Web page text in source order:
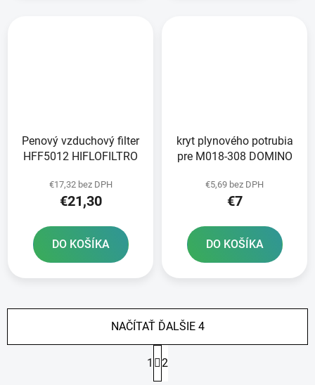
Penový vzduchový filter
HFF5012 HIFLOFILTRO
€17,32 bez DPH
€21,30
DO KOŠÍKA
kryt plynového potrubia
pre M018-308 DOMINO
€5,69 bez DPH
€7
DO KOŠÍKA
O
NAČÍTAŤ ĎALŠIE 4
t
r
1 2